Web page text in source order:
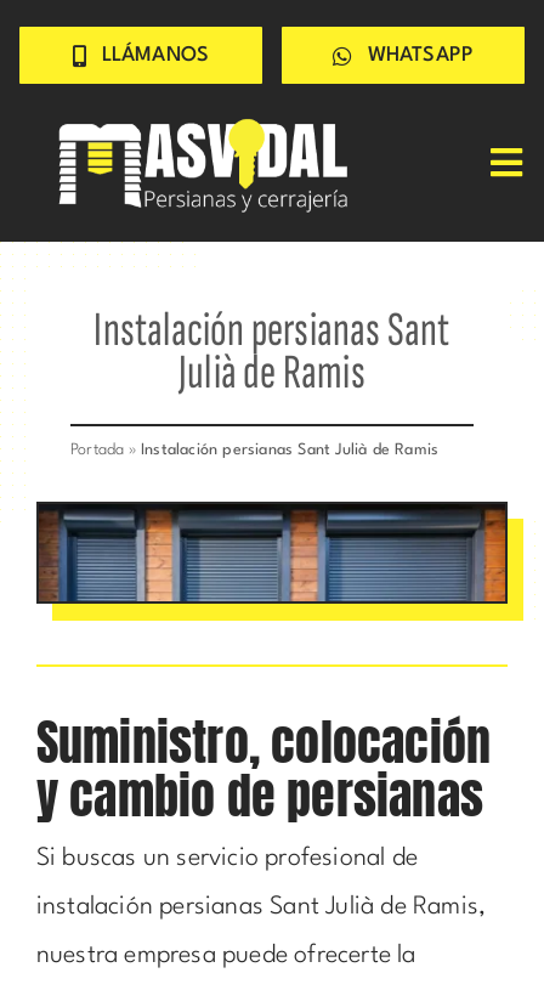
Saltar
contenido
LLÁMANOS WHATSAPP
Inicio
CERRAJERÍA
CONSEJOS
Contacto rápido
Instalación persianas Sant
Julià de Ramis
Portada » Instalación persianas Sant Julià de Ramis
Suministro, colocación
y cambio de persianas
Si buscas un servicio profesional de
instalación persianas Sant Julià de Ramis,
nuestra empresa puede ofrecerte la